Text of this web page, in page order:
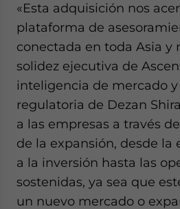
«Esta adquisición nos
plataforma de
conectada en toda Asia y
solidez ejecutiva de
inteligencia de mercado
regulatoria de Dezan
a las empresas a través
de la expansión, desde la
a la inversión hasta las
sostenidas, ya sea que
un nuevo mercado o